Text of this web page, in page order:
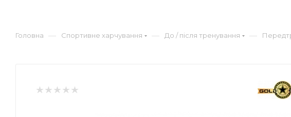
Головна — Спортивне харчування — До / після тренування —